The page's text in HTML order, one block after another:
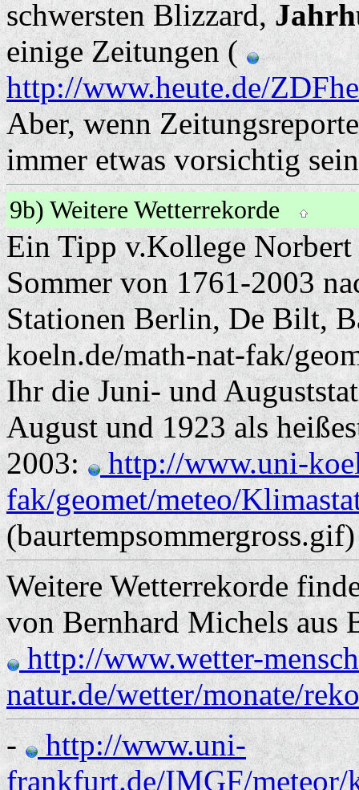
schwersten Blizzard,
einige Zeitungen (
http://www.heute.de/
Aber, wenn
immer etwas vorsichtig
9b) Weitere Wetterrekorde
Ein Tipp v.Kollege
Sommer von 1761-2003
Stationen Berlin, De Bilt,
koeln.de/math-nat-fak/
Ihr die Juni- und
August und 1923 als
2003: http://www.uni-
fak/geomet/meteo/
(baurtempsommergross.gif)
Weitere Wetterrekorde
von Bernhard Michels aus
http://www.wetter-
natur.de/wetter/monate/
- http://www.uni-
frankfurt.de/IMGF/